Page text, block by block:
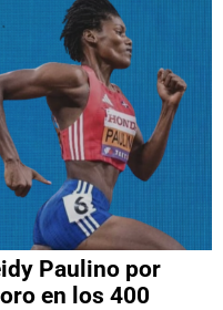
Paulino por
en los 400